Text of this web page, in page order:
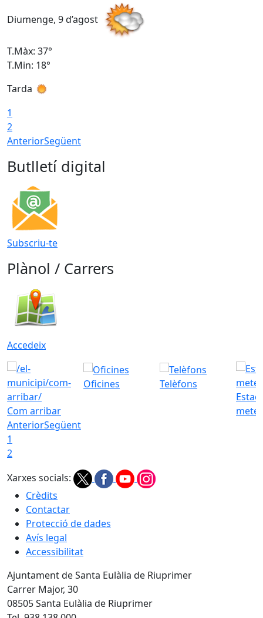
Diumenge, 9 d’agost
T.Màx: 37°
T.Min: 18°
Tarda
1
2
AnteriorSegüent
Butlletí digital
Subscriu-te
Plànol / Carrers
Accedeix
Com arribar
Oficines
Telèfons
AnteriorSegüent
1
2
Xarxes socials:
Crèdits
Contactar
Protecció de dades
Avís legal
Accessibilitat
Ajuntament de Santa Eulàlia de Riuprimer
Carrer Major, 30
08505 Santa Eulàlia de Riuprimer